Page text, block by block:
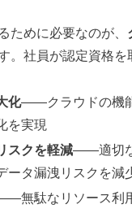
ために必要なのが、
。社員が認定資格を
化——クラウドの機
を実現
スクを軽減——適切
ータ漏洩リスクを減
無駄なリソース利